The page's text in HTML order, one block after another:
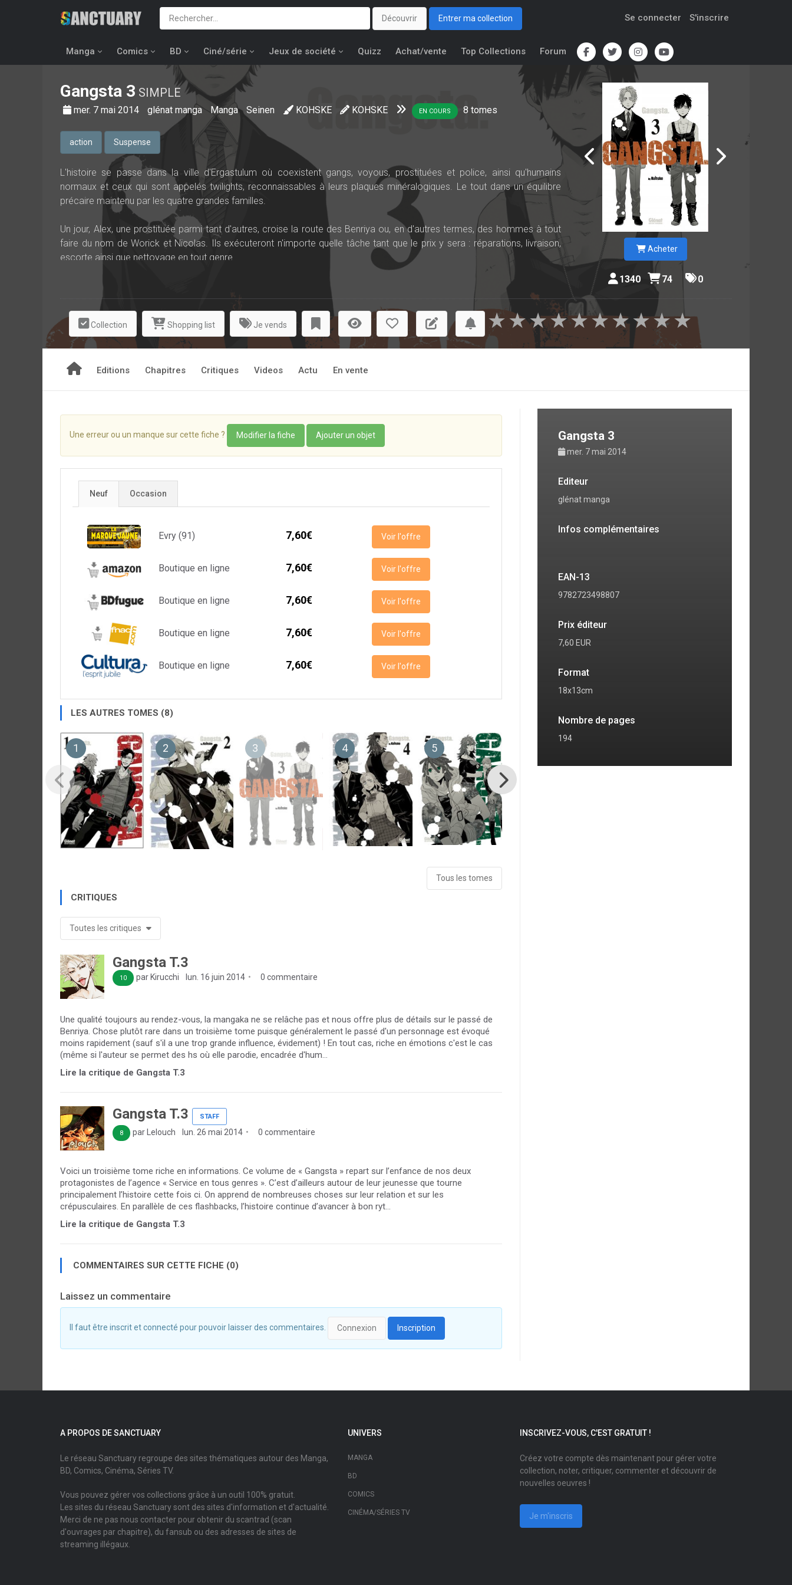
Découvrir Entrer ma collection Se connecter S'inscrire
Manga Comics BD Ciné/série Jeux de société Quizz Achat/vente Top Collections Forum
Gangsta 3 SIMPLE
mer. 7 mai 2014 glénat manga Manga Seinen KOHSKE KOHSKE EN COURS 8 tomes
action Suspense
L'histoire se passe dans la ville d'Ergastulum où coexistent gangs, voyous, prostituées et police, ainsi qu'humains
normaux et ceux qui sont appelés twilights, reconnaissables à leurs plaques minéralogiques. Le tout dans un équilibre
précaire maintenu par les quatre grandes familles.
Un jour, Alex, une prostituée parmi tant d'autres, croise la route des Benriya ou, en d'autres termes, des hommes à tout
faire du nom de Worick et Nicolas. Ils exécuteront n'importe quelle tâche tant que le prix y sera : réparations, livraison,
escorte ainsi que nettoyage en tout genre...
Acheter
1340 74 0
Collection Shopping list Je vends ★
★
★
★
★
★
★
★
★
★
Editions Chapitres Critiques Videos Actu En vente
Une erreur ou un manque sur cette fiche ? Modifier la fiche Ajouter un objet
Neuf Occasion
Evry (91) 7,60€ Voir l'offre
Boutique en ligne 7,60€ Voir l'offre
Boutique en ligne 7,60€ Voir l'offre
Boutique en ligne 7,60€ Voir l'offre
Boutique en ligne 7,60€ Voir l'offre
LES AUTRES TOMES (8)
1 2 3 4 5
Tous les tomes
CRITIQUES
Toutes les critiques
Gangsta T.3
10 par Kirucchi lun. 16 juin 2014 0 commentaire
Une qualité toujours au rendez-vous, la mangaka ne se relâche pas et nous offre plus de détails sur le passé de
Benriya. Chose plutôt rare dans un troisième tome puisque généralement le passé d'un personnage est évoqué
moins rapidement (sauf s'il a une trop grande influence, évidement) ! En tout cas, riche en émotions c'est le cas
(même si l'auteur se permet des hs où elle parodie, encadrée d'hum...
Lire la critique de Gangsta T.3
Gangsta T.3 STAFF
8 par Lelouch lun. 26 mai 2014 0 commentaire
Voici un troisième tome riche en informations. Ce volume de « Gangsta » repart sur l’enfance de nos deux
protagonistes de l’agence « Service en tous genres ». C’est d’ailleurs autour de leur jeunesse que tourne
principalement l’histoire cette fois ci. On apprend de nombreuses choses sur leur relation et sur les
crépusculaires. En parallèle de ces flashbacks, l’histoire continue d’avancer à bon ryt...
Lire la critique de Gangsta T.3
COMMENTAIRES SUR CETTE FICHE (0)
Laissez un commentaire
Il faut être inscrit et connecté pour pouvoir laisser des commentaires. Connexion Inscription
Gangsta 3
mer. 7 mai 2014
Editeur
glénat manga
Infos complémentaires
EAN-13
9782723498807
Prix éditeur
7,60 EUR
Format
18x13cm
Nombre de pages
194
A PROPOS DE SANCTUARY
Le réseau Sanctuary regroupe des sites thématiques autour des Manga,
BD, Comics, Cinéma, Séries TV.
Vous pouvez gérer vos collections grâce à un outil 100% gratuit.
Les sites du réseau Sanctuary sont des sites d'information et d'actualité.
Merci de ne pas nous contacter pour obtenir du scantrad (scan
d'ouvrages par chapitre), du fansub ou des adresses de sites de
streaming illégaux.
UNIVERS
MANGA
BD
COMICS
CINÉMA/SÉRIES TV
INSCRIVEZ-VOUS, C'EST GRATUIT !
Créez votre compte dès maintenant pour gérer votre
collection, noter, critiquer, commenter et découvrir de
nouvelles oeuvres !
Je m'inscris